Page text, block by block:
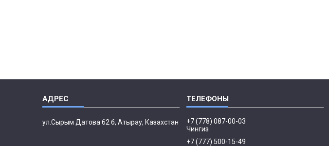
ул.Сырым Датова 62 б, Атырау, Казахстан
+7 (778) 087-00-03
Чингиз
+7 (777) 500-15-49